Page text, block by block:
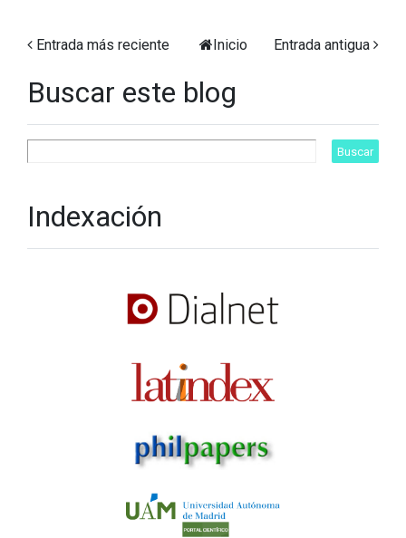
Entrada más reciente Entrada antigua
Inicio
Buscar este blog
Indexación